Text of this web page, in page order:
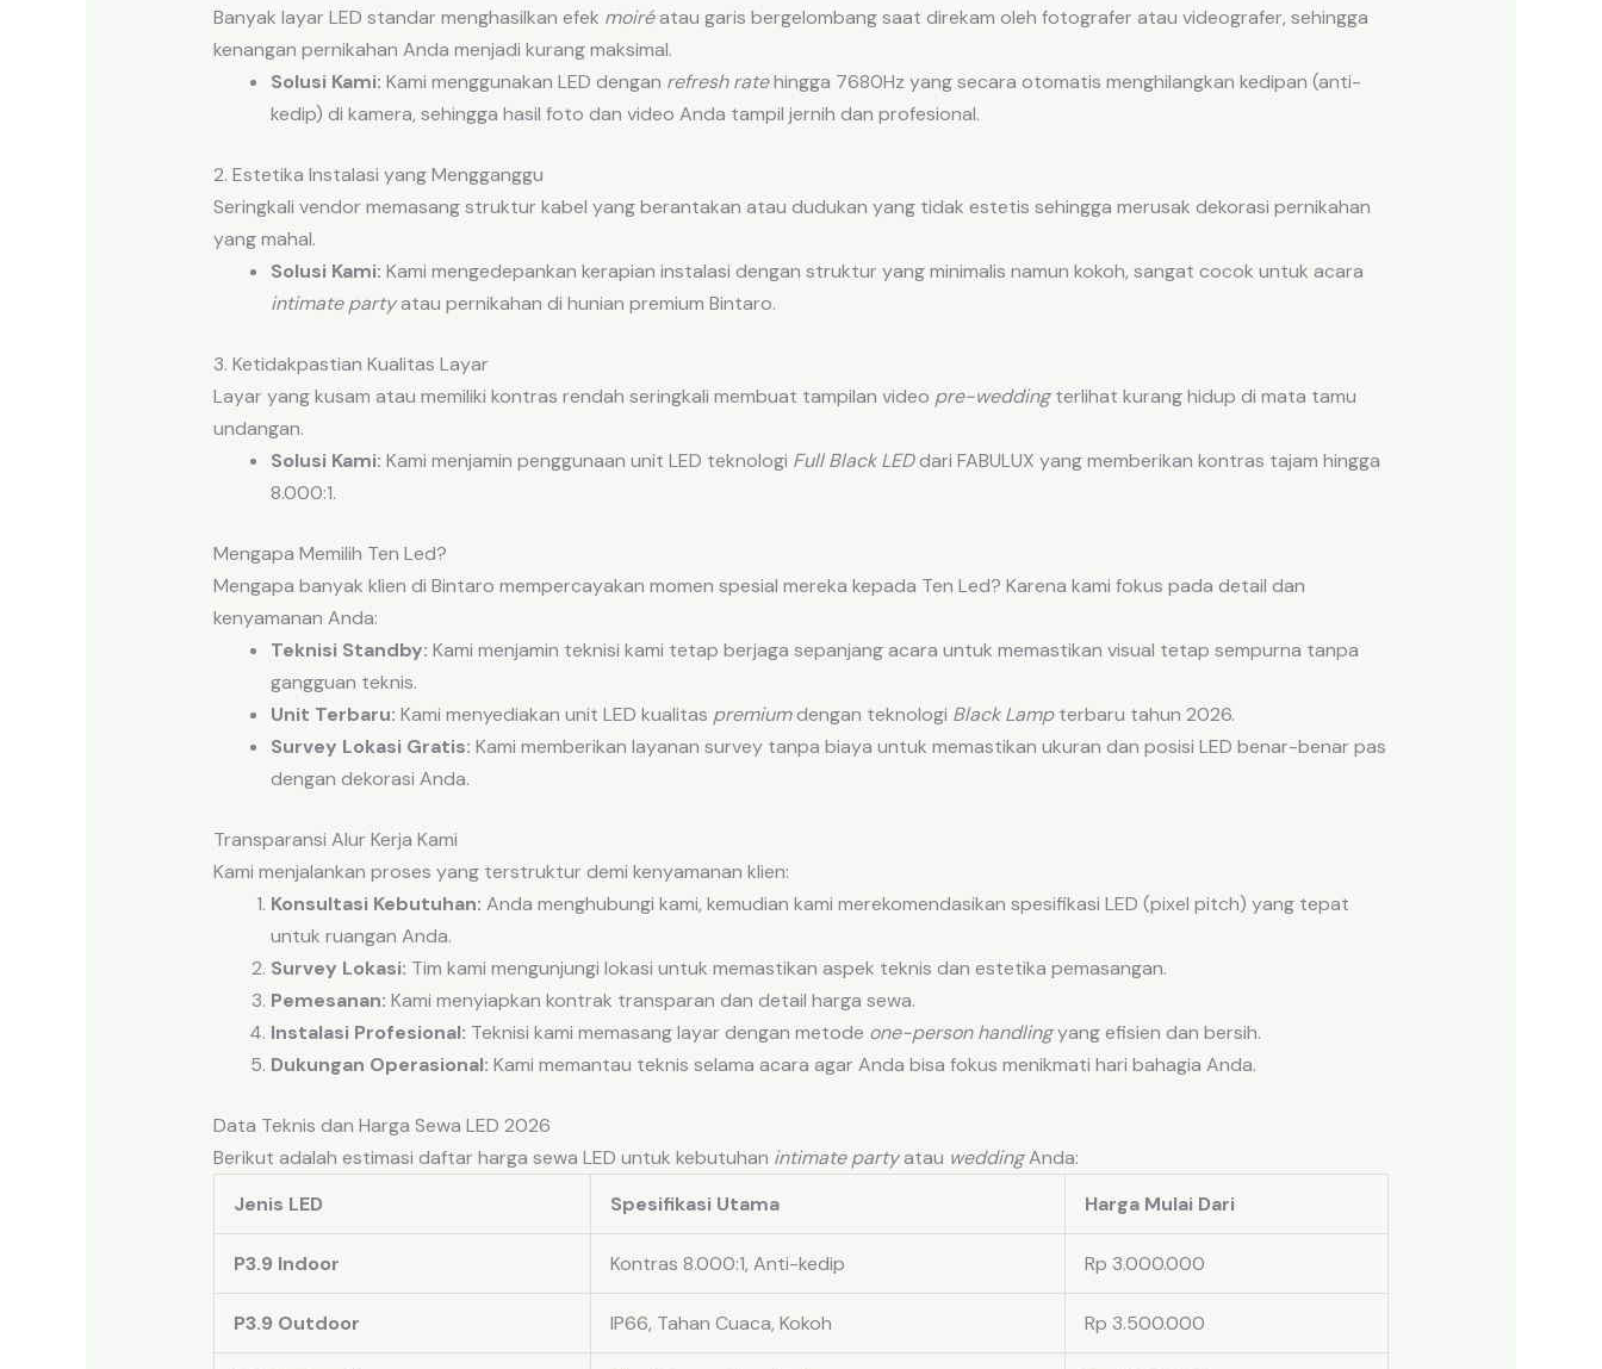
Banyak layar LED standar menghasilkan efek moiréatau garis bergelombang saat direkam oleh fotografer atau videografer, sehingga
kenangan pernikahan Anda menjadi kurang maksimal.
Solusi Kami: Kami menggunakan LED dengan refresh ratehingga 7680Hz yang secara otomatis menghilangkan kedipan (anti-
kedip) di kamera, sehingga hasil foto dan video Anda tampil jernih dan profesional.
2. Estetika Instalasi yang Mengganggu
Seringkali vendor memasang struktur kabel yang berantakan atau dudukan yang tidak estetis sehingga merusak dekorasi pernikahan
yang mahal.
Solusi Kami: Kami mengedepankan kerapian instalasi dengan struktur yang minimalis namun kokoh, sangat cocok untuk acara
intimate partyatau pernikahan di hunian premium Bintaro.
3. Ketidakpastian Kualitas Layar
Layar yang kusam atau memiliki kontras rendah seringkali membuat tampilan video pre-weddingterlihat kurang hidup di mata tamu
undangan.
Solusi Kami: Kami menjamin penggunaan unit LED teknologi Full Black LEDdari FABULUX yang memberikan kontras tajam hingga
8.000:1.
Mengapa Memilih Ten Led?
Mengapa banyak klien di Bintaro mempercayakan momen spesial mereka kepada Ten Led? Karena kami fokus pada detail dan
kenyamanan Anda:
Teknisi Standby: Kami menjamin teknisi kami tetap berjaga sepanjang acara untuk memastikan visual tetap sempurna tanpa
gangguan teknis.
Unit Terbaru: Kami menyediakan unit LED kualitas premiumdengan teknologi Black Lampterbaru tahun 2026.
Survey Lokasi Gratis: Kami memberikan layanan survey tanpa biaya untuk memastikan ukuran dan posisi LED benar-benar pas
dengan dekorasi Anda.
Transparansi Alur Kerja Kami
Kami menjalankan proses yang terstruktur demi kenyamanan klien:
Konsultasi Kebutuhan: Anda menghubungi kami, kemudian kami merekomendasikan spesifikasi LED (pixel pitch) yang tepat
untuk ruangan Anda.
Survey Lokasi: Tim kami mengunjungi lokasi untuk memastikan aspek teknis dan estetika pemasangan.
Pemesanan: Kami menyiapkan kontrak transparan dan detail harga sewa.
Instalasi Profesional: Teknisi kami memasang layar dengan metode one-person handlingyang efisien dan bersih.
Dukungan Operasional: Kami memantau teknis selama acara agar Anda bisa fokus menikmati hari bahagia Anda.
Data Teknis dan Harga Sewa LED 2026
Berikut adalah estimasi daftar harga sewa LED untuk kebutuhan intimate partyatau weddingAnda:
Jenis LED
Spesifikasi Utama Harga Mulai Dari
P3.9 Indoor Kontras 8.000:1, Anti-kedip Rp 3.000.000
P3.9 Outdoor IP66, Tahan Cuaca, Kokoh Rp 3.500.000